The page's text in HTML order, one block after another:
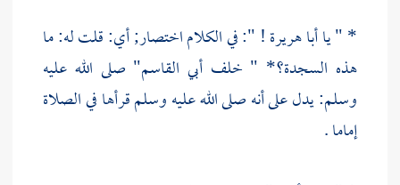
* " يا أبا هريرة ! ": في الكلام اختصار; أي: قلت له: ما
هذه السجدة؟* " خلف أبي القاسم" صلى الله عليه
وسلم: يدل على أنه صلى الله عليه وسلم قرأها في الصلاة
إماما .